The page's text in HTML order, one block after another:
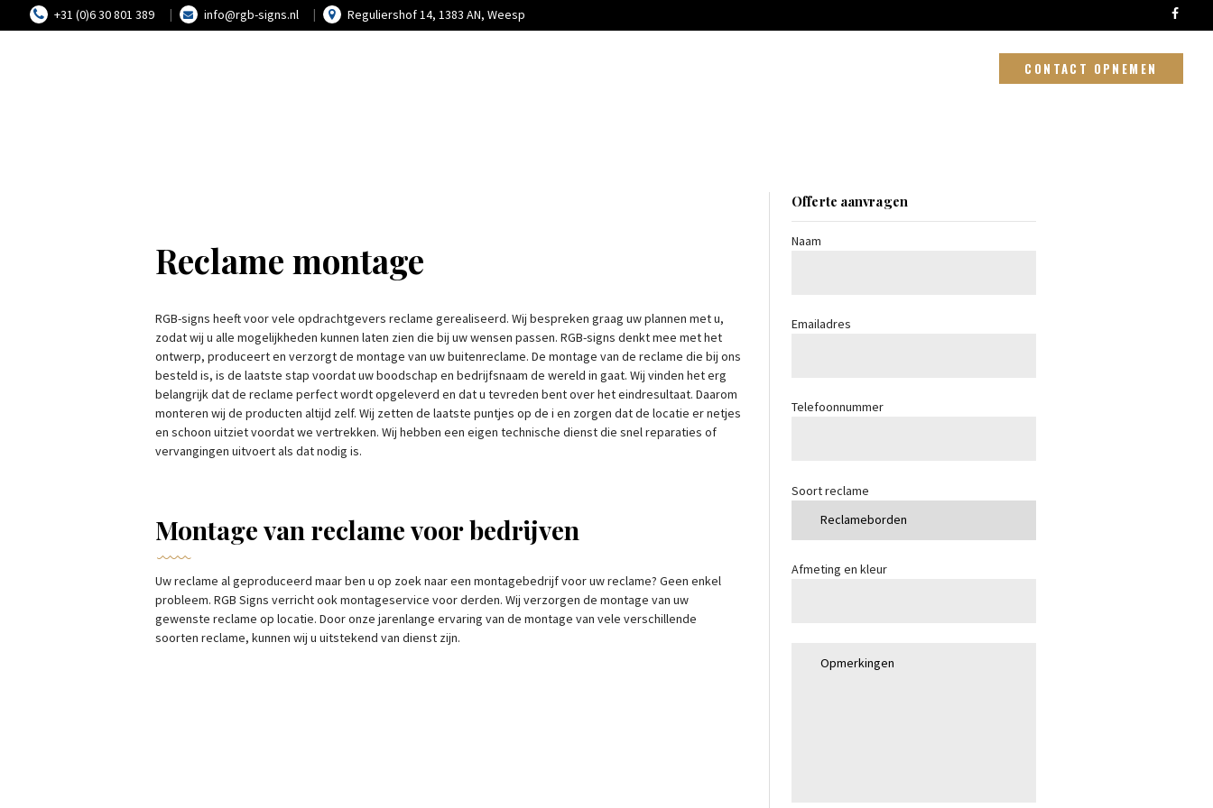
+31 (0)6 30 801 389 info@rgb-signs.nl Reguliershof 14, 1383 AN, Weesp
CONTACT OPNEMEN
HOME
Reclame montage
RGB-signs heeft voor vele opdrachtgevers reclame gerealiseerd. Wij bespreken graag uw plannen met u,
zodat wij u alle mogelijkheden kunnen laten zien die bij uw wensen passen. RGB-signs denkt mee met het
ontwerp, produceert en verzorgt de montage van uw buitenreclame. De montage van de reclame die bij ons
besteld is, is de laatste stap voordat uw boodschap en bedrijfsnaam de wereld in gaat. Wij vinden het erg
belangrijk dat de reclame perfect wordt opgeleverd en dat u tevreden bent over het eindresultaat. Daarom
monteren wij de producten altijd zelf. Wij zetten de laatste puntjes op de i en zorgen dat de locatie er netjes
en schoon uitziet voordat we vertrekken. Wij hebben een eigen technische dienst die snel reparaties of
vervangingen uitvoert als dat nodig is.
Montage van reclame voor bedrijven
Uw reclame al geproduceerd maar ben u op zoek naar een montagebedrijf voor uw reclame? Geen enkel
probleem. RGB Signs verricht ook montageservice voor derden. Wij verzorgen de montage van uw
gewenste reclame op locatie. Door onze jarenlange ervaring van de montage van vele verschillende
soorten reclame, kunnen wij u uitstekend van dienst zijn.
Offerte aanvragen
Naam
Emailadres
Telefoonnummer
Soort reclame
Afmeting en kleur